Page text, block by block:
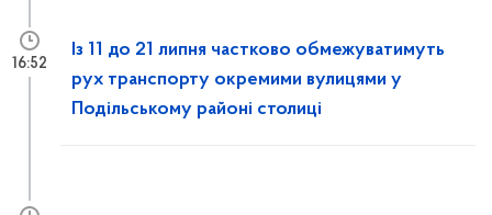
Із 11 до 21 липня частково обмежуватимуть
рух транспорту окремими вулицями у
Подільському районі столиці
16:52